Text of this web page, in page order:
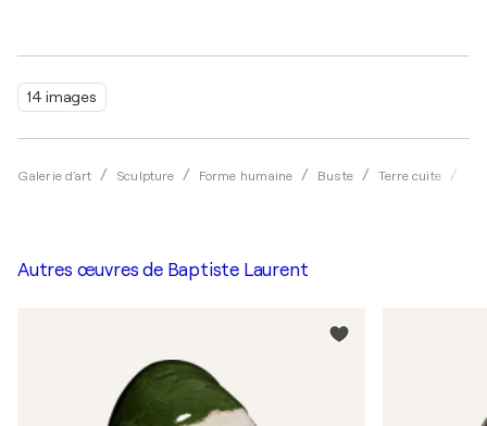
14 images
Galerie d'art Sculpture Forme humaine Buste Terre cuite
Autres œuvres de Baptiste Laurent